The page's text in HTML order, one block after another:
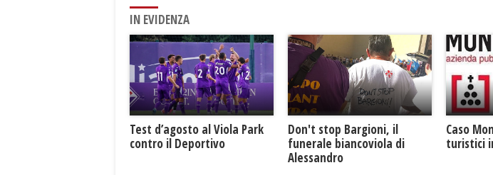
IN EVIDENZA
Test d’agosto al Viola Park
contro il Deportivo
Don't stop Bargioni, il
funerale biancoviola di
Alessandro
Caso
turistici